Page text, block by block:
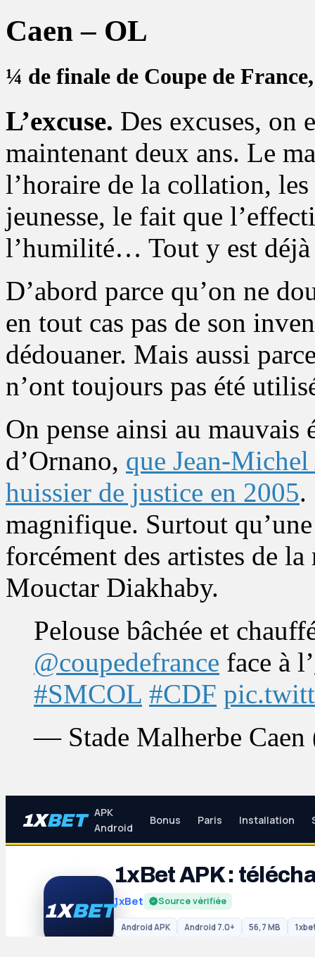
Caen – OL
¼ de finale de Coupe de
L’excuse. Des excuses, on
maintenant deux ans. Le
l’horaire de la collation,
jeunesse, le fait que
l’humilité… Tout y est déjà
D’abord parce qu’on ne
en tout cas pas de son
dédouaner. Mais aussi
n’ont toujours pas été
On pense ainsi au
d’Ornano, que Jean-
huissier de justice en 2005.
magnifique. Surtout
forcément des artistes de
Mouctar Diakhaby.
Pelouse bâchée et
@coupedefrance face à l’
#SMCOL #CDF
— Stade Malherbe